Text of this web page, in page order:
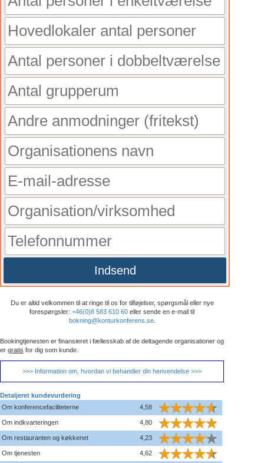
Indsend
Du er altid velkommen til at ringe til os for tilføjelser, spørgsmål eller nye
forespørgsler: +46(0)8 583 610 60 eller sende en e-mail til
bokning@konturkonferens.se.
Bookingtjenesten er finansieret i fællesskab af de deltagende organisationer og
er gratis for dig som kunde.
>>> Information om, hvordan vi behandler din henvendelse >>>
Detaljeret kundevurdering
Om konferencefaciliteterne
4,58
Om indkvarteringen 4,80
Om restauranten og køkkenet 4,23
Om tjenesten 4,62